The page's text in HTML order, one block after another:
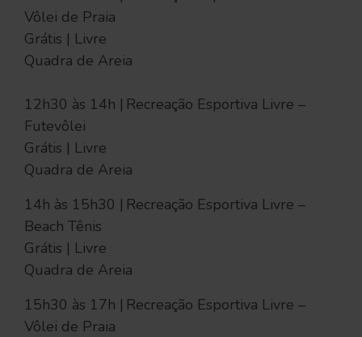
Vôlei de Praia
Grátis | Livre
Quadra de Areia
12h30 às 14h | Recreação Esportiva Livre –
Futevôlei
Grátis | Livre
Quadra de Areia
14h às 15h30 | Recreação Esportiva Livre –
Beach Tênis
Grátis | Livre
Quadra de Areia
15h30 às 17h | Recreação Esportiva Livre –
Vôlei de Praia